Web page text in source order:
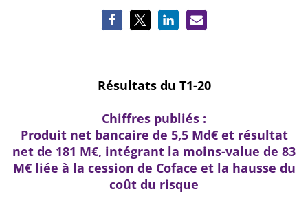
Résultats du T1-20
Chiffres publiés :
Produit net bancaire de 5,5 Md€ et résultat
net de 181 M€, intégrant la moins-value de 83
M€ liée à la cession de Coface et la hausse du
coût du risque